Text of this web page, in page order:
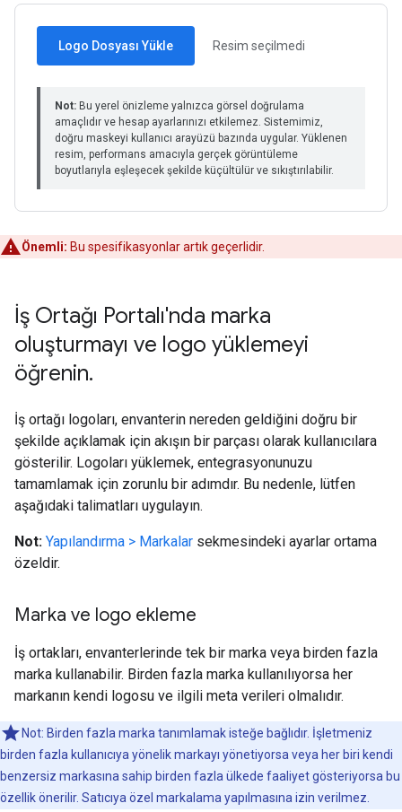
Önemli: Bu spesifikasyonlar artık geçerlidir.
İş Ortağı Portalı'nda marka
oluşturmayı ve logo yüklemeyi
öğrenin.
İş ortağı logoları, envanterin nereden geldiğini doğru bir
şekilde açıklamak için akışın bir parçası olarak kullanıcılara
gösterilir. Logoları yüklemek, entegrasyonunuzu
tamamlamak için zorunlu bir adımdır. Bu nedenle, lütfen
aşağıdaki talimatları uygulayın.
Not: Yapılandırma > Markalar sekmesindeki ayarlar ortama
özeldir.
Marka ve logo ekleme
İş ortakları, envanterlerinde tek bir marka veya birden fazla
marka kullanabilir. Birden fazla marka kullanılıyorsa her
markanın kendi logosu ve ilgili meta verileri olmalıdır.
Not: Birden fazla marka tanımlamak isteğe bağlıdır. İşletmeniz
birden fazla kullanıcıya yönelik markayı yönetiyorsa veya her biri kendi
benzersiz markasına sahip birden fazla ülkede faaliyet gösteriyorsa bu
özellik önerilir. Satıcıya özel markalama yapılmasına izin verilmez.